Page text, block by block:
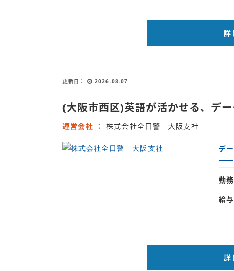
詳
更新日 2026-08-07
(大阪市西区)英語が活かせる、デ
運営会社 株式会社全日警 大阪支社
デ
勤
給与
詳